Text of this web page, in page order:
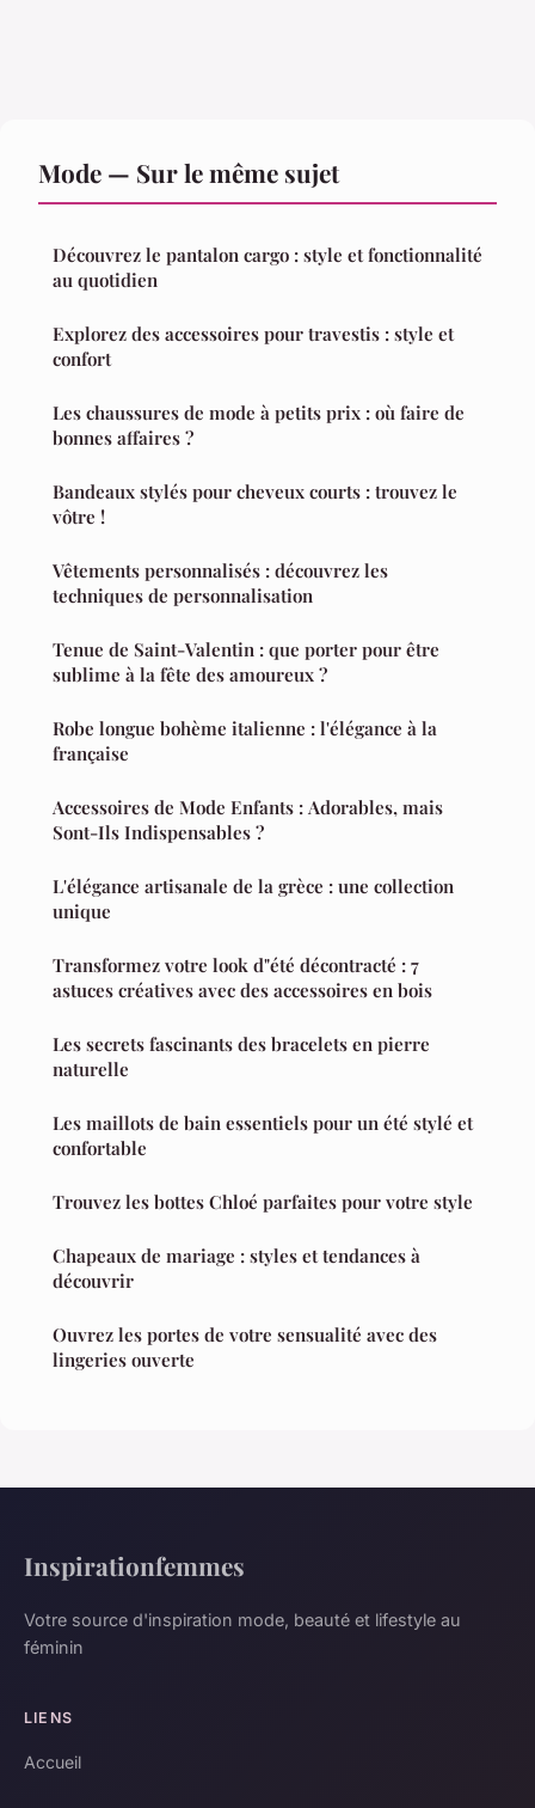
Mode — Sur le même sujet
Découvrez le pantalon cargo : style et fonctionnalité
au quotidien
Explorez des accessoires pour travestis : style et
confort
Les chaussures de mode à petits prix : où faire de
bonnes affaires ?
Bandeaux stylés pour cheveux courts : trouvez le
vôtre !
Vêtements personnalisés : découvrez les
techniques de personnalisation
Tenue de Saint-Valentin : que porter pour être
sublime à la fête des amoureux ?
Robe longue bohème italienne : l'élégance à la
française
Accessoires de Mode Enfants : Adorables, mais
Sont-Ils Indispensables ?
L'élégance artisanale de la grèce : une collection
unique
Transformez votre look d"été décontracté : 7
astuces créatives avec des accessoires en bois
Les secrets fascinants des bracelets en pierre
naturelle
Les maillots de bain essentiels pour un été stylé et
confortable
Trouvez les bottes Chloé parfaites pour votre style
Chapeaux de mariage : styles et tendances à
découvrir
Ouvrez les portes de votre sensualité avec des
lingeries ouverte
Inspirationfemmes
Votre source d'inspiration mode, beauté et lifestyle au
féminin
LIENS
Accueil